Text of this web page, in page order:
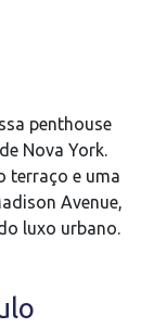
penthouse
Nova York.
terraço e uma
Avenue,
luxo urbano.